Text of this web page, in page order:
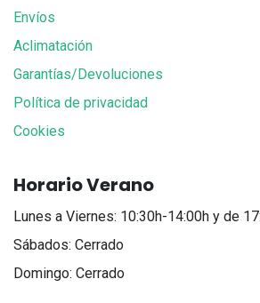
Envíos
Aclimatación
Garantías/Devoluciones
Política de privacidad
Cookies
Horario Verano
Lunes a Viernes: 10:30h-14:00h y de
Sábados: Cerrado
Domingo: Cerrado